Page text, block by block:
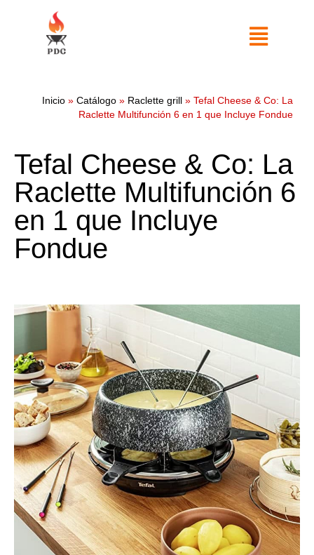
Inicio » Catálogo » Raclette grill » Tefal Cheese & Co: La
Raclette Multifunción 6 en 1 que Incluye Fondue
Tefal Cheese & Co: La
Raclette Multifunción 6
en 1 que Incluye
Fondue